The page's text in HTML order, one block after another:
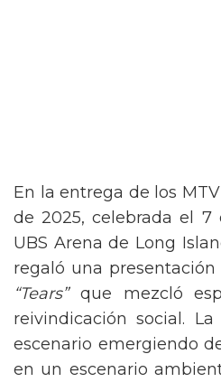
En la entrega de los
de 2025, celebrada el 7
UBS Arena de Long
regaló una
“Tears”que mezcló
reivindicación social.
escenario emergiendo
en un escenario